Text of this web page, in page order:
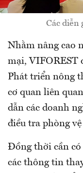
Các diễn
Nhằm nâng cao
mại, VIFOREST
Phát triển nông
cơ quan liên
dẫn các doanh
điều tra phòng
Đồng thời cần có
các thông tin